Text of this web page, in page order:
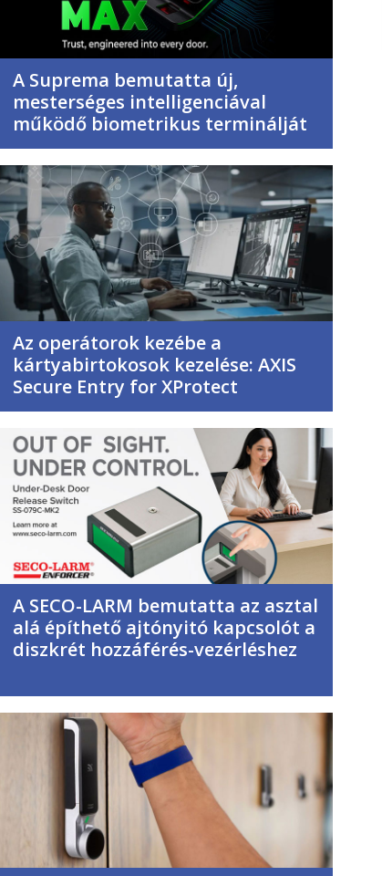
A Suprema bemutatta új,
mesterséges intelligenciával
működő biometrikus terminálját
Az operátorok kezébe a
kártyabirtokosok kezelése: AXIS
Secure Entry for XProtect
A SECO-LARM bemutatta az asztal
alá építhető ajtónyitó kapcsolót a
diszkrét hozzáférés-vezérléshez